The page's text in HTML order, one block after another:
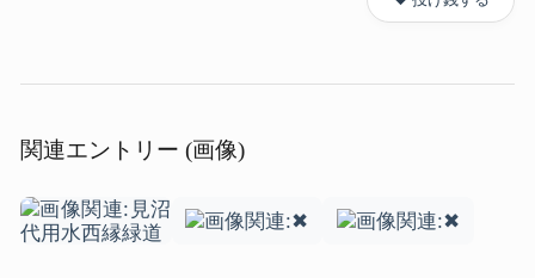
関連エントリー (画像)